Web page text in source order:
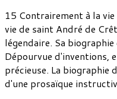
15 Contrairement à la
vie de saint André de
légendaire. Sa
Dépourvue d'inventions,
précieuse. La biographie
d'une prosaïque